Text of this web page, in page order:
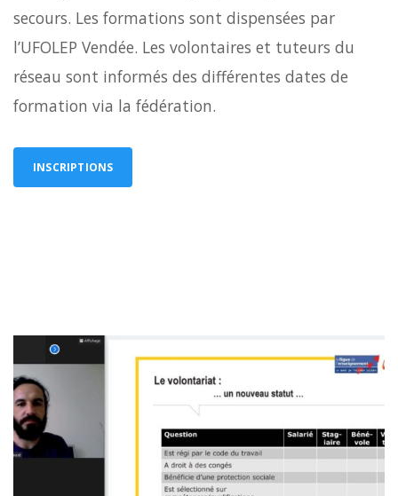
secours. Les formations sont dispensées par
l’UFOLEP Vendée. Les volontaires et tuteurs du
réseau sont informés des différentes dates de
formation via la fédération.
INSCRIPTIONS